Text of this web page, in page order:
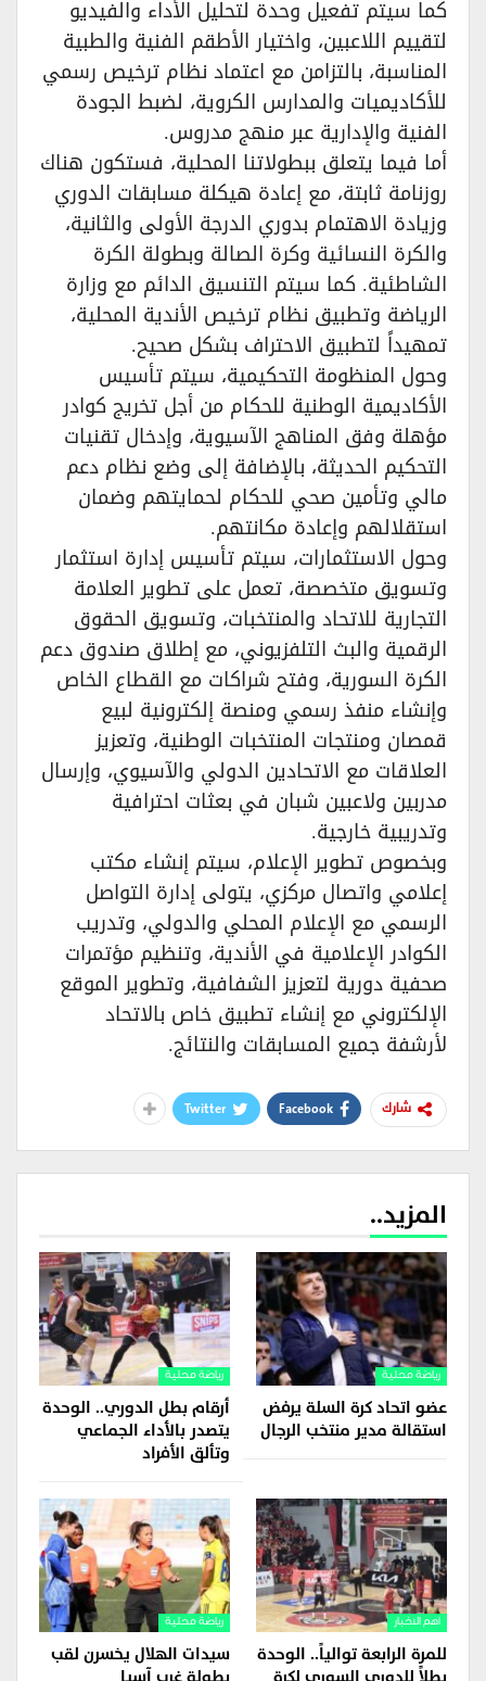
كما سيتم تفعيل وحدة لتحليل الأداء والفيديو
لتقييم اللاعبين، واختيار الأطقم الفنية والطبية
المناسبة، بالتزامن مع اعتماد نظام ترخيص رسمي
للأكاديميات والمدارس الكروية، لضبط الجودة
الفنية والإدارية عبر منهج مدروس.
أما فيما يتعلق ببطولاتنا المحلية، فستكون هناك
روزنامة ثابتة، مع إعادة هيكلة مسابقات الدوري
وزيادة الاهتمام بدوري الدرجة الأولى والثانية،
والكرة النسائية وكرة الصالة وبطولة الكرة
الشاطئية. كما سيتم التنسيق الدائم مع وزارة
الرياضة وتطبيق نظام ترخيص الأندية المحلية،
تمهيداً لتطبيق الاحتراف بشكل صحيح.
وحول المنظومة التحكيمية، سيتم تأسيس
الأكاديمية الوطنية للحكام من أجل تخريج كوادر
مؤهلة وفق المناهج الآسيوية، وإدخال تقنيات
التحكيم الحديثة، بالإضافة إلى وضع نظام دعم
مالي وتأمين صحي للحكام لحمايتهم وضمان
استقلالهم وإعادة مكانتهم.
وحول الاستثمارات، سيتم تأسيس إدارة استثمار
وتسويق متخصصة، تعمل على تطوير العلامة
التجارية للاتحاد والمنتخبات، وتسويق الحقوق
الرقمية والبث التلفزيوني، مع إطلاق صندوق دعم
الكرة السورية، وفتح شراكات مع القطاع الخاص
وإنشاء منفذ رسمي ومنصة إلكترونية لبيع
قمصان ومنتجات المنتخبات الوطنية، وتعزيز
العلاقات مع الاتحادين الدولي والآسيوي، وإرسال
مدربين ولاعبين شبان في بعثات احترافية
وتدريبية خارجية.
وبخصوص تطوير الإعلام، سيتم إنشاء مكتب
إعلامي واتصال مركزي، يتولى إدارة التواصل
الرسمي مع الإعلام المحلي والدولي، وتدريب
الكوادر الإعلامية في الأندية، وتنظيم مؤتمرات
صحفية دورية لتعزيز الشفافية، وتطوير الموقع
الإلكتروني مع إنشاء تطبيق خاص بالاتحاد
لأرشفة جميع المسابقات والنتائج.
شارك Facebook
Twitter
المزيد..
رياضة محلية
عضو اتحاد كرة السلة يرفض
استقالة مدير منتخب الرجال
رياضة محلية
أرقام بطل الدوري.. الوحدة
يتصدر بالأداء الجماعي
وتألق الأفراد
اهم الاخبار
للمرة الرابعة توالياً.. الوحدة
رياضة محلية
سيدات الهلال يخسرن لقب